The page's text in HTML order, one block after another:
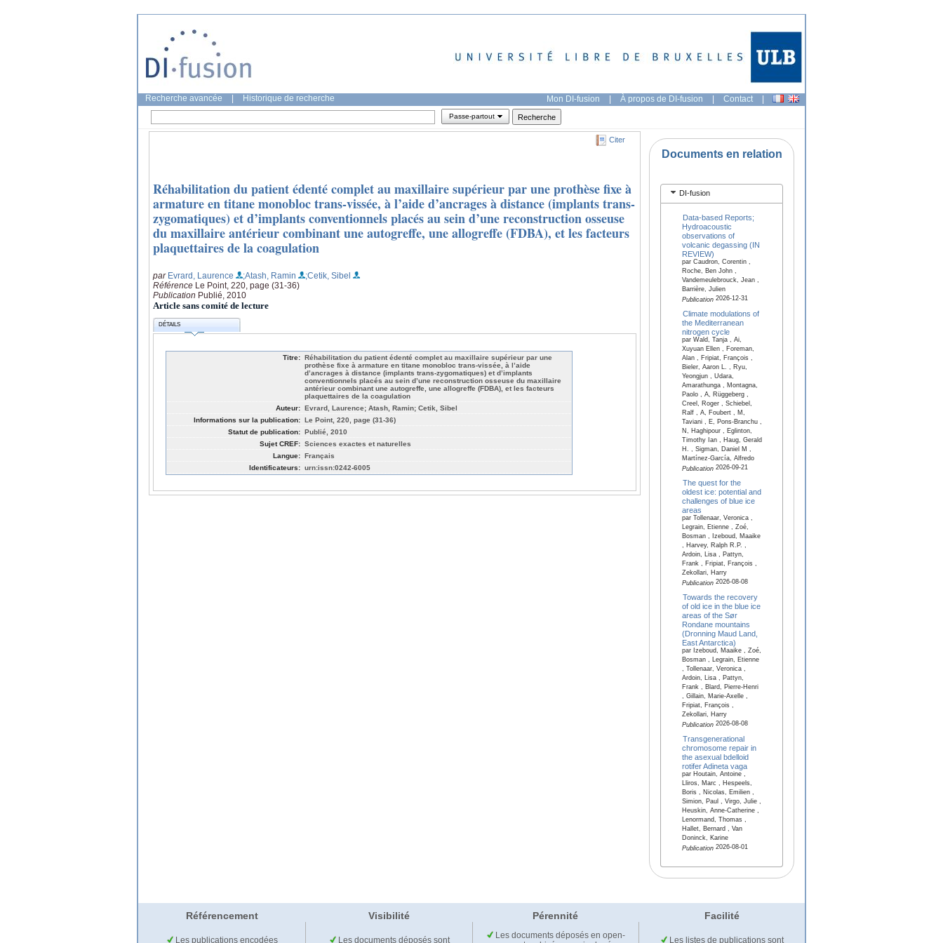
Recherche avancée Historique de recherche Mon DI-fusion | À propos de DI-fusion | Contact |
Passe-partout
Citer
Réhabilitation du patient édenté complet au maxillaire supérieur par une prothèse fixe à
armature en titane monobloc trans-vissée, à l’aide d’ancrages à distance (implants trans-
zygomatiques) et d’implants conventionnels placés au sein d’une reconstruction osseuse
du maxillaire antérieur combinant une autogreffe, une allogreffe (FDBA), et les facteurs
plaquettaires de la coagulation
par Evrard, Laurence ;Atash, Ramin
;Cetik, Sibel
Référence Le Point, 220, page (31-36)
Publication Publié, 2010
Article sans comité de lecture
DÉTAILS
Titre: Réhabilitation du patient édenté complet au maxillaire supérieur par une
prothèse fixe à armature en titane monobloc trans-vissée, à l’aide
d’ancrages à distance (implants trans-zygomatiques) et d’implants
conventionnels placés au sein d’une reconstruction osseuse du maxillaire
antérieur combinant une autogreffe, une allogreffe (FDBA), et les facteurs
plaquettaires de la coagulation
Auteur: Evrard, Laurence; Atash, Ramin; Cetik, Sibel
Informations sur la publication: Le Point, 220, page (31-36)
Statut de publication: Publié, 2010
Sujet CREF: Sciences exactes et naturelles
Langue: Français
Identificateurs: urn:issn:0242-6005
Documents en relation
DI-fusion
Data-based Reports;
Hydroacoustic
observations of
volcanic degassing (IN
REVIEW)
par Caudron, Corentin ,
Roche, Ben John ,
Vandemeulebrouck, Jean ,
Barrière, Julien
Publication2026-12-31
Climate modulations of
the Mediterranean
nitrogen cycle
par Wald, Tanja , Ai,
Xuyuan Ellen , Foreman,
Alan , Fripiat, François ,
Bieler, Aaron L. , Ryu,
Yeongjun , Udara,
Amarathunga , Montagna,
Paolo , A, Rüggeberg ,
Creel, Roger , Schiebel,
Ralf , A, Foubert , M,
Taviani , E, Pons-Branchu ,
N, Haghipour , Eglinton,
Timothy Ian , Haug, Gerald
H. , Sigman, Daniel M ,
Martínez-García, Alfredo
Publication2026-09-21
The quest for the
oldest ice: potential and
challenges of blue ice
areas
par Tollenaar, Veronica ,
Legrain, Etienne , Zoé,
Bosman , Izeboud, Maaike
, Harvey, Ralph R.P. ,
Ardoin, Lisa , Pattyn,
Frank , Fripiat, François ,
Zekollari, Harry
Publication2026-08-08
Towards the recovery
of old ice in the blue ice
areas of the Sør
Rondane mountains
(Dronning Maud Land,
East Antarctica)
par Izeboud, Maaike , Zoé,
Bosman , Legrain, Etienne
, Tollenaar, Veronica ,
Ardoin, Lisa , Pattyn,
Frank , Blard, Pierre-Henri
, Gillain, Marie-Axelle ,
Fripiat, François ,
Zekollari, Harry
Publication2026-08-08
Transgenerational
chromosome repair in
the asexual bdelloid
rotifer Adineta vaga
par Houtain, Antoine ,
Lliros, Marc , Hespeels,
Boris , Nicolas, Emilien ,
Simion, Paul , Virgo, Julie ,
Heuskin, Anne-Catherine ,
Lenormand, Thomas ,
Hallet, Bernard , Van
Doninck, Karine
Publication2026-08-01
Référencement Visibilité Pérennité Facilité
Les publications encodées Les documents déposés sont
Les documents déposés en open-
Les listes de publications sont